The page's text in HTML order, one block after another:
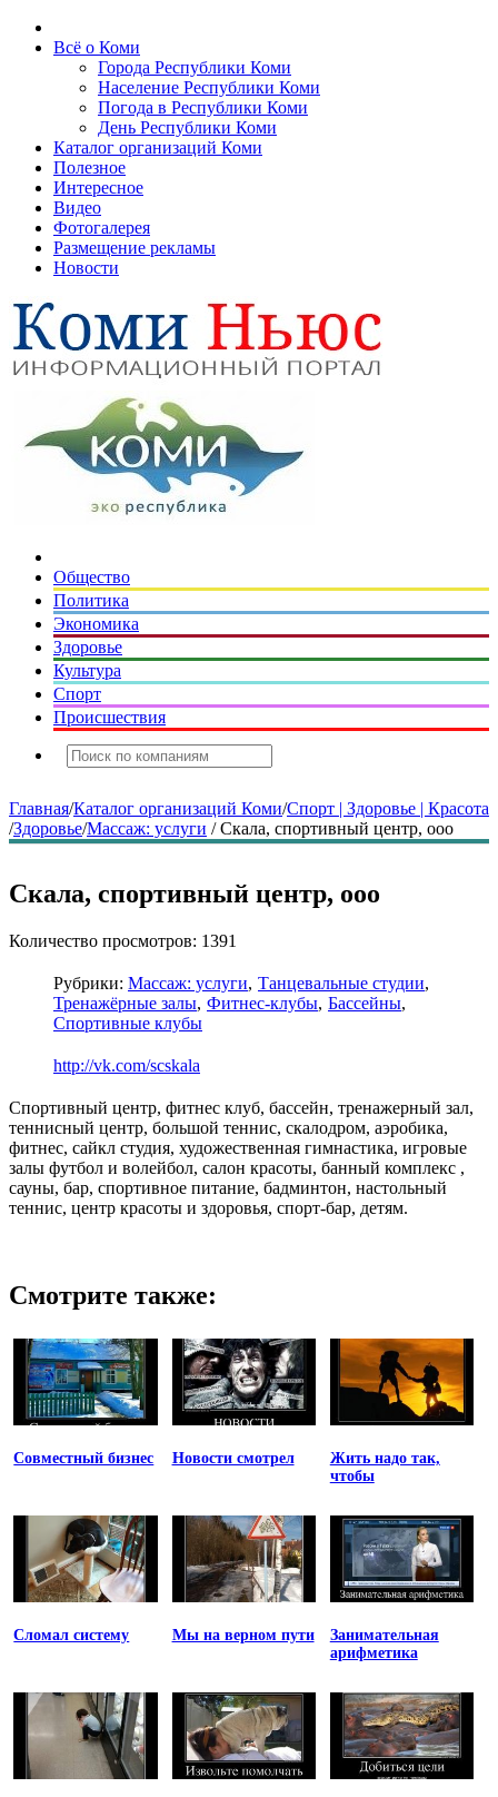
Всё о Коми
Города Республики Коми
Население Республики Коми
Погода в Республики Коми
День Республики Коми
Каталог организаций Коми
Полезное
Интересное
Видео
Фотогалерея
Размещение рекламы
Новости
Общество
Политика
Экономика
Здоровье
Культура
Спорт
Происшествия
Главная/Каталог организаций Коми/Спорт | Здоровье | Красота
/Здоровье/Массаж: услуги / Скала, спортивный центр, ооо
Скала, спортивный центр, ооо
Количество просмотров: 1391
Рубрики: Массаж: услуги Танцевальные студии
Тренажёрные залы Фитнес-клубы Бассейны
Спортивные клубы
http://vk.com/scskala
Спортивный центр, фитнес клуб, бассейн, тренажерный зал,
теннисный центр, большой теннис, скалодром, аэробика,
фитнес, сайкл студия, художественная гимнастика, игровые
залы футбол и волейбол, салон красоты, банный комплекс ,
сауны, бар, спортивное питание, бадминтон, настольный
теннис, центр красоты и здоровья, спорт-бар, детям.
Смотрите также:
Совместный бизнес Новости смотрел
Жить надо так,
чтобы
Сломал систему Мы на верном пути
Занимательная
арифметика